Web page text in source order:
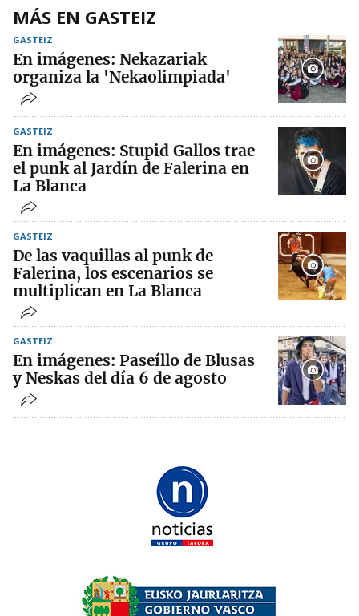
MÁS EN GASTEIZ
GASTEIZ
En imágenes: Nekazariak
organiza la 'Nekaolimpiada'
GASTEIZ
En imágenes: Stupid Gallos trae
el punk al Jardín de Falerina en
La Blanca
GASTEIZ
De las vaquillas al punk de
Falerina, los escenarios se
multiplican en La Blanca
GASTEIZ
En imágenes: Paseíllo de Blusas
y Neskas del día 6 de agosto